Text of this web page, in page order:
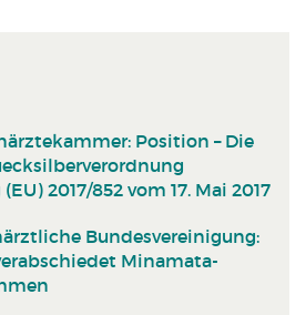
Position – Die
2017/852 vom 17. Mai 2017
Bundesvereinigung:
Minamata-